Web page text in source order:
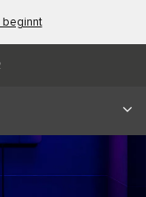
beginnt